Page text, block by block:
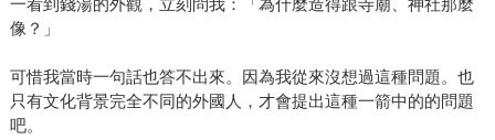
一看到錢湯的外觀，立刻問我：「為什麼造得跟寺廟、神社那麼
像？」
可惜我當時一句話也答不出來。因為我從來沒想過這種問題。也
只有文化背景完全不同的外國人，才會提出這種一箭中的的問題
吧。